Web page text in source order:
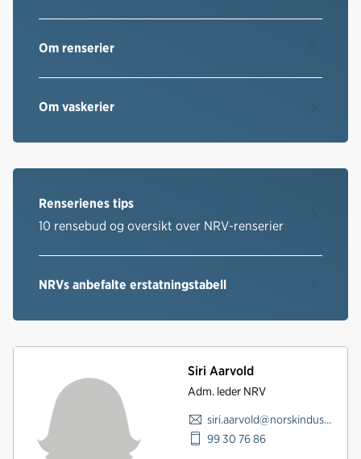
Om renserier
Om vaskerier
Renserienes tips
10 rensebud og oversikt over NRV-renserier
NRVs anbefalte erstatningstabell
Siri Aarvold
Adm. leder NRV
siri.aarvold@norskindustri.no
99 30 76 86